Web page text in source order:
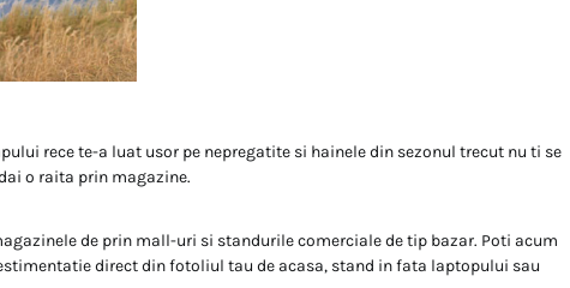
rece te-a luat usor pe nepregatite si hainele din sezonul trecut nu ti se
o raita prin magazine.
de prin mall-uri si standurile comerciale de tip bazar. Poti acum
direct din fotoliul tau de acasa, stand in fata laptopului sau